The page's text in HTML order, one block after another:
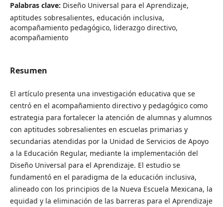
Palabras clave: Diseño Universal para el Aprendizaje,
aptitudes sobresalientes, educación inclusiva,
acompañamiento pedagógico, liderazgo directivo,
acompañamiento
Resumen
El artículo presenta una investigación educativa que se
centró en el acompañamiento directivo y pedagógico como
estrategia para fortalecer la atención de alumnas y alumnos
con aptitudes sobresalientes en escuelas primarias y
secundarias atendidas por la Unidad de Servicios de Apoyo
a la Educación Regular, mediante la implementación del
Diseño Universal para el Aprendizaje. El estudio se
fundamentó en el paradigma de la educación inclusiva,
alineado con los principios de la Nueva Escuela Mexicana, la
equidad y la eliminación de las barreras para el Aprendizaje